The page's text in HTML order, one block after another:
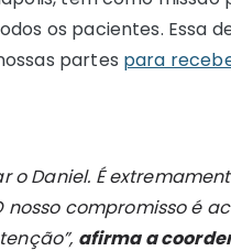
os pacientes. Essa
partes para
o Daniel. É
nosso compromisso é
afirma a